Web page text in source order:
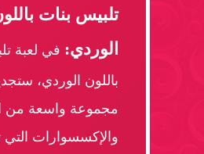
تلبيس بنات
الوردي: في لعبة
باللون الوردي،
مجموعة واسعة من
والإكسسوارات التي